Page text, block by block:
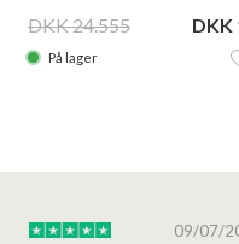
DKK 24.555 DKK
På lager
09/07/